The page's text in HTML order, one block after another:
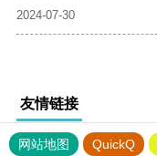
2024-07-30
友情链接
网站地图 QuickQ